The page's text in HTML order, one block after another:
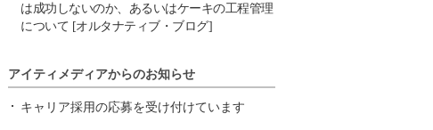
は成功しないのか、あるいはケーキの工程管理
について [オルタナティブ・ブログ]
アイティメディアからのお知らせ
キャリア採用の応募を受け付けています